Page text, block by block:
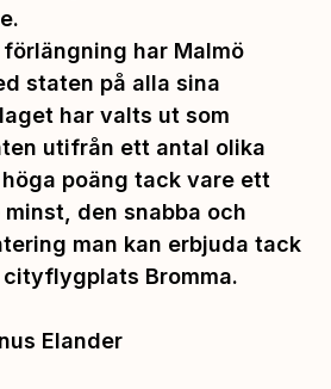
har Malmö
staten på alla sina
har valts ut som
utifrån ett antal olika
poäng tack vare ett
den snabba och
man kan erbjuda tack
Bromma.
Elander